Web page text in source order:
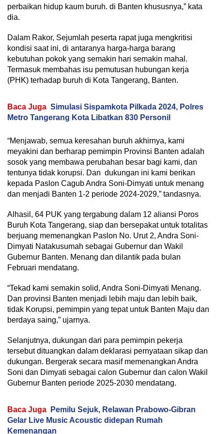
perbaikan hidup kaum buruh. di Banten khususnya,” kata
dia.
Dalam Rakor, Sejumlah peserta rapat juga mengkritisi
kondisi saat ini, di antaranya harga-harga barang
kebutuhan pokok yang semakin hari semakin mahal.
Termasuk membahas isu pemutusan hubungan kerja
(PHK) terhadap buruh di Kota Tangerang, Banten.
Baca Juga Simulasi Sispamkota Pilkada 2024, Polres
Metro Tangerang Kota Libatkan 830 Personil
“Menjawab, semua keresahan buruh akhirnya, kami
meyakini dan berharap pemimpin Provinsi Banten adalah
sosok yang membawa perubahan besar bagi kami, dan
tentunya tidak korupsi. Dan dukungan ini kami berikan
kepada Paslon Cagub Andra Soni-Dimyati untuk menang
dan menjadi Banten 1-2 periode 2024-2029,” tandasnya.
Alhasil, 64 PUK yang tergabung dalam 12 aliansi Poros
Buruh Kota Tangerang, siap dan bersepakat untuk totalitas
berjuang memenangkan Paslon No. Urut 2, Andra Soni-
Dimyati Natakusumah sebagai Gubernur dan Wakil
Gubernur Banten. Menang dan dilantik pada bulan
Februari mendatang.
“Tekad kami semakin solid, Andra Soni-Dimyati Menang.
Dan provinsi Banten menjadi lebih maju dan lebih baik,
tidak Korupsi, pemimpin yang tepat untuk Banten Maju dan
berdaya saing,” ujarnya.
Selanjutnya, dukungan dari para pemimpin pekerja
tersebut dituangkan dalam deklarasi pernyataan sikap dan
dukungan. Bergerak secara masif memenangkan Andra
Soni dan Dimyati sebagai calon Gubernur dan calon Wakil
Gubernur Banten periode 2025-2030 mendatang.
Baca Juga
Pemilu Sejuk, Relawan Prabowo-Gibran
Gelar Live Music Acoustic didepan Rumah
Kemenangan